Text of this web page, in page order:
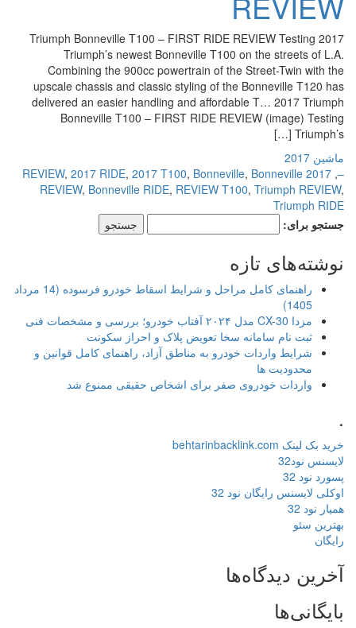
2017 Triumph Bonneville T100 – FIRST RIDE REVIEW Testing
Triumph’s newest Bonneville T100 on the streets of L.A.
Combining the 900cc powertrain of the Street-Twin with the
upscale chassis and classic styling of the Bonneville T120 has
delivered an easier handling and affordable T… 2017 Triumph
Bonneville T100 – FIRST RIDE REVIEW (image) Testing
Triumph’s […]
ماشین 2017
,
2017 REVIEW
,2017 RIDE,2017 T100,Bonneville,Bonneville
REVIEW,Bonneville RIDE,REVIEW T100,Triumph REVIEW
Triumph RIDE
جستجو برای:
نوشته‌های تازه
راهنمای کامل مراحل و شرایط اسقاط خودرو فرسوده (14 مرداد
1405)
مزدا CX-30 مدل ۲۰۲۴ آفتاب خودرو؛ بررسی و مشخصات فنی
ثبت نام سامانه سخا تعویض پلاک و احراز سکونت
شرایط واردات خودرو به مناطق آزاد، راهنمای کامل قوانین و
محدودیت ها
واردات خودروی صفر برای اشخاص حقیقی ممنوع شد
خرید بک لینک behtarinbacklink.com
لایسنس نود32
پسورد نود 32
اوکلی لایسنس رایگان نود 32
همیار نود 32
بهترین سئو
رایگان
آخرین دیدگاه‌ها
بایگانی‌ها